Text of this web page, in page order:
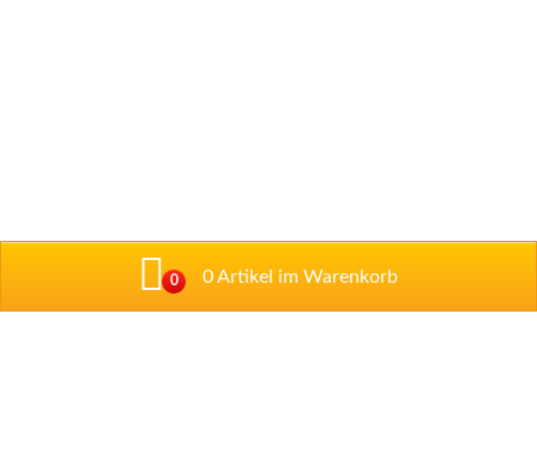
0 0 Artikel im Warenkorb